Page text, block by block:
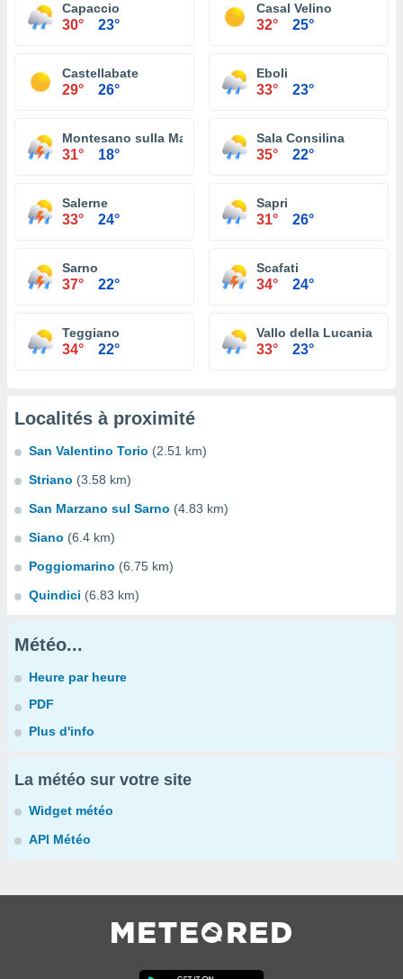
Capaccio
30° 23°
Casal Velino
32° 25°
Castellabate
29° 26°
Eboli
33° 23°
Montesano sulla Marcellana
31° 18°
Sala Consilina
35° 22°
Salerne
33° 24°
Sapri
31° 26°
Sarno
37° 22°
Scafati
34° 24°
Teggiano
34° 22°
Vallo della Lucania
33° 23°
Localités à proximité
San Valentino Torio (2.51 km)
Striano (3.58 km)
San Marzano sul Sarno (4.83 km)
Siano (6.4 km)
Poggiomarino (6.75 km)
Quindici (6.83 km)
Météo...
Heure par heure
PDF
Plus d'info
La météo sur votre site
Widget météo
API Météo